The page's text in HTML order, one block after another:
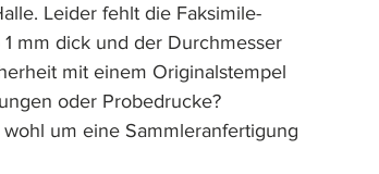
Leider fehlt die Faksimile-
mm dick und der Durchmesser
mit einem Originalstempel
oder Probedrucke?
um eine Sammleranfertigung